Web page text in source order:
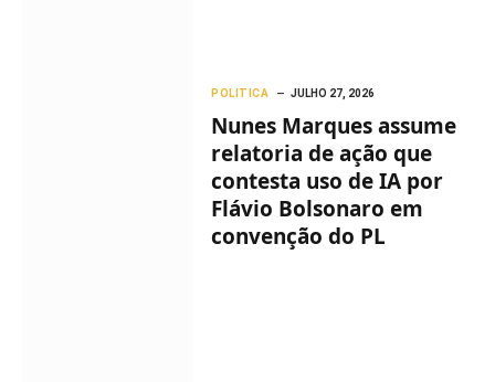
POLITICA JULHO 27, 2026
Nunes Marques assume
relatoria de ação que
contesta uso de IA por
Flávio Bolsonaro em
convenção do PL